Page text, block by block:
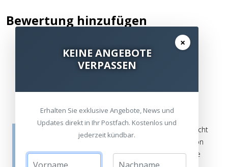
Bewertung hinzufügen
Kommentar / Bewertung schreiben
Die Bewertungen werden vor ihrer Veröffentlichung nicht
auf ihre Echtheit überprüft. Sie können daher auch von
Verbrauchern stammen, die die bewerteten Produkte
×
KEINE ANGEBOTE
VERPASSEN
Erhalten Sie exklusive Angebote, News und
Updates direkt in Ihr Postfach. Kostenlos und
jederzeit kündbar.